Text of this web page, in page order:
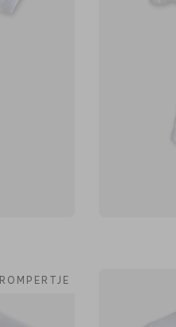
ROMPERTJE